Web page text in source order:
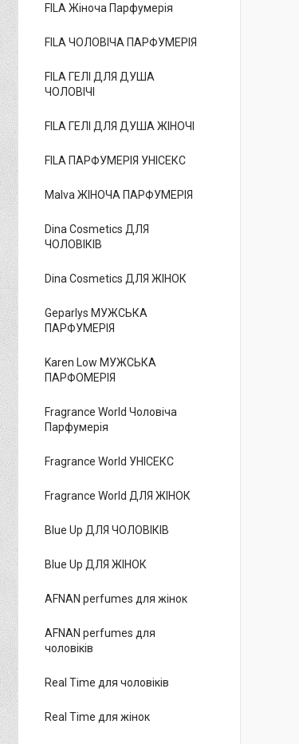
FILA Жіноча Парфумерія
FILA ЧОЛОВІЧА ПАРФУМЕРІЯ
FILA ГЕЛІ ДЛЯ ДУША
ЧОЛОВІЧІ
FILA ГЕЛІ ДЛЯ ДУША ЖІНОЧІ
FILA ПАРФУМЕРІЯ УНІСЕКС
Malva ЖІНОЧА ПАРФУМЕРІЯ
Dina Cosmetics ДЛЯ
ЧОЛОВІКІВ
Dina Cosmetics ДЛЯ ЖІНОК
Geparlys МУЖСЬКА
ПАРФУМЕРІЯ
Karen Low МУЖСЬКА
ПАРФОМЕРІЯ
Fragrance World Чоловіча
Парфумерія
Fragrance World УНІСЕКС
Fragrance World ДЛЯ ЖІНОК
Blue Up ДЛЯ ЧОЛОВІКІВ
Blue Up ДЛЯ ЖІНОК
AFNAN perfumes для жінок
AFNAN perfumes для
чоловіків
Real Time для чоловіків
Real Time для жінок